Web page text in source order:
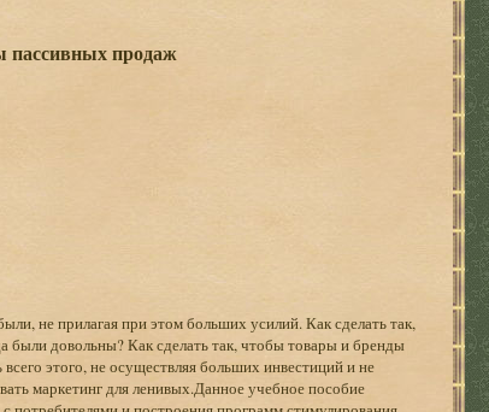
продаж
не прилагая при этом больших усилий. Как сделать так,
были довольны? Как сделать так, чтобы товары и бренды
этого, не осуществляя больших инвестиций и не
маркетинг для ленивых.Данное учебное пособие